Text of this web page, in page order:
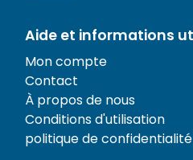
Aide et informations
Mon compte
Contact
À propos de nous
Conditions d'utilisation
politique de confidentialité